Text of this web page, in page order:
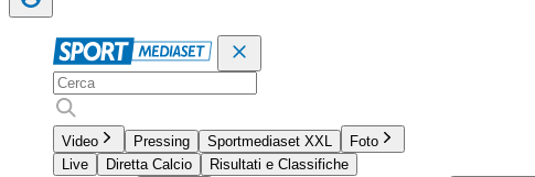
Video Pressing Sportmediaset XXL
Foto
Live
Diretta Calcio
Risultati e Classifiche